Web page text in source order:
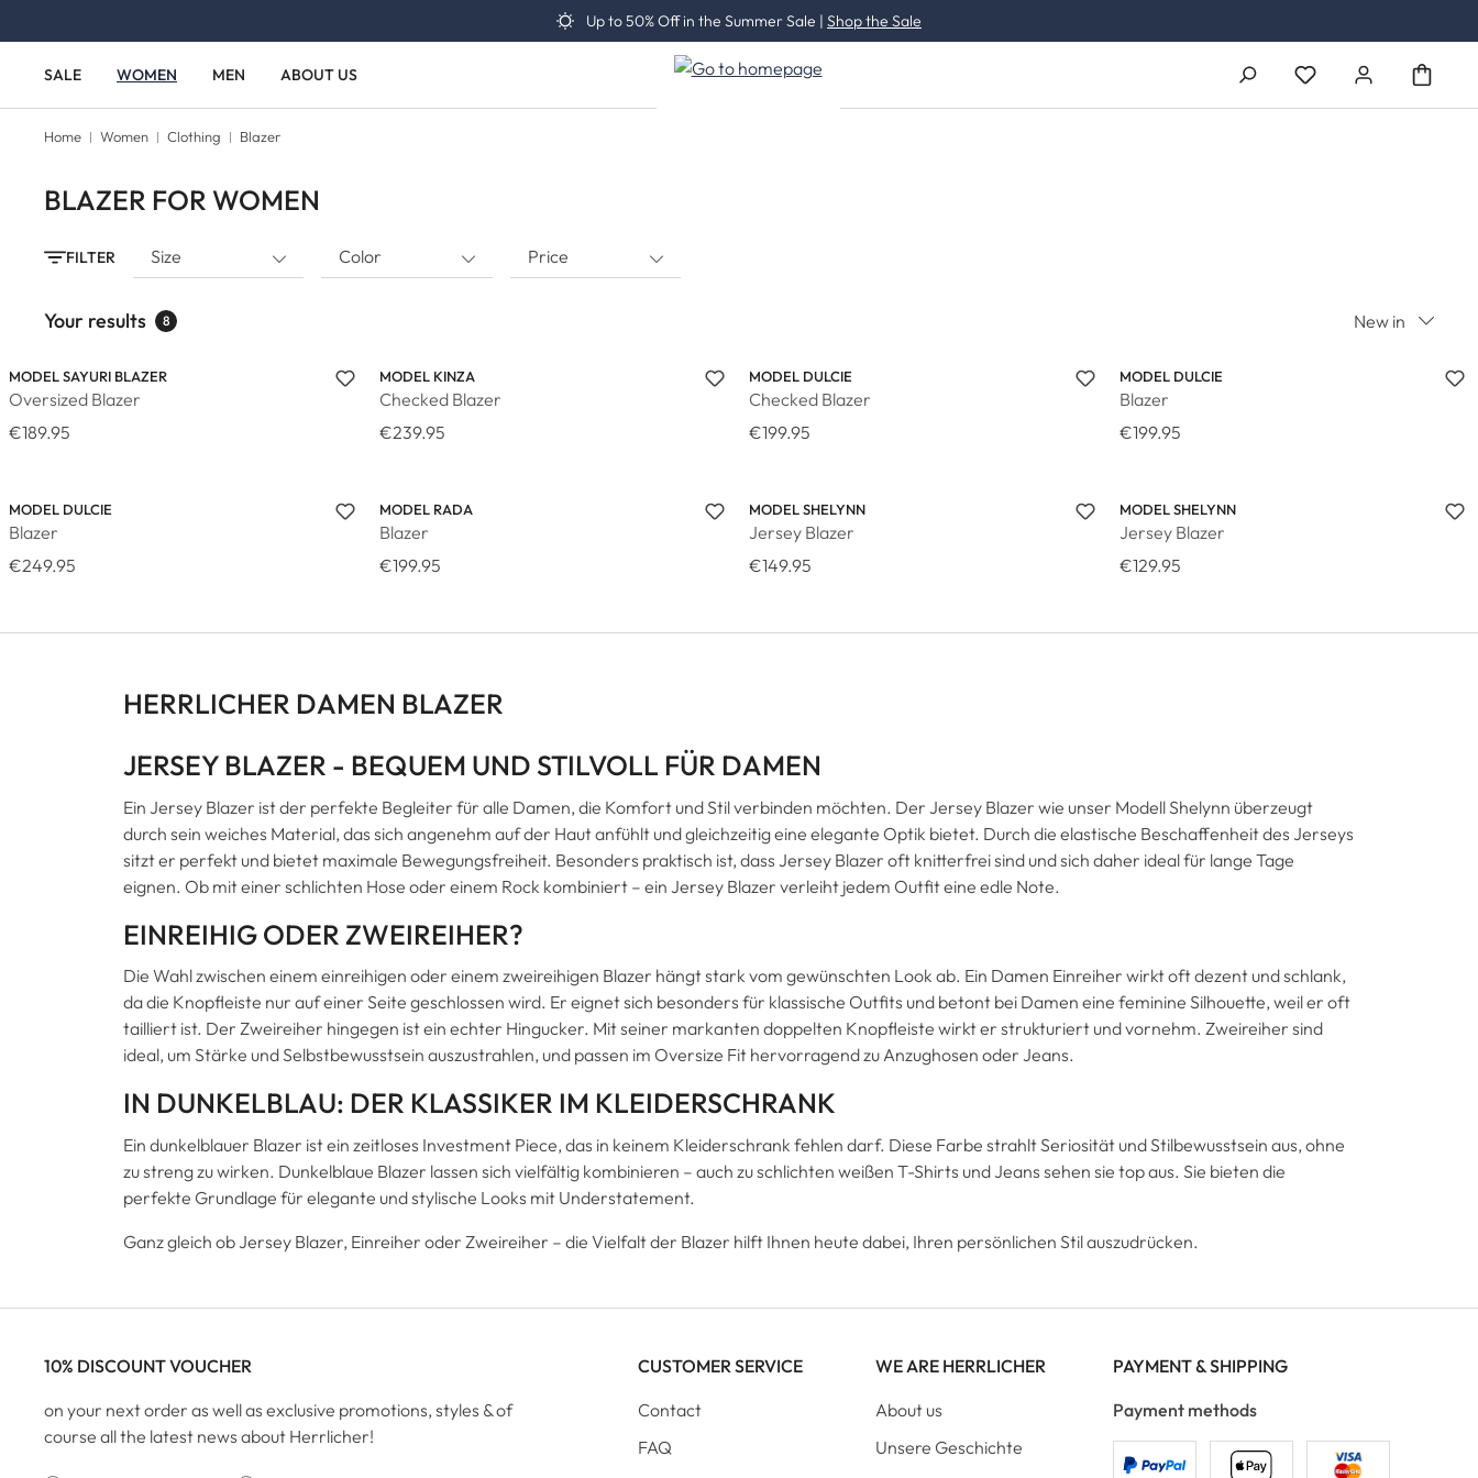
Up to 50% Off in the Summer Sale | Shop the Sale
SALE WOMEN MEN ABOUT US
You have 0 wishlist
Home Women Clothing Blazer
BLAZER FOR WOMEN
FILTER Size Color Price
Your results 8 New in
MODEL SAYURI BLAZER
Oversized Blazer
€189.95
MODEL KINZA
Checked Blazer
€239.95
MODEL DULCIE
Checked Blazer
€199.95
MODEL DULCIE
Blazer
€199.95
MODEL DULCIE
Blazer
€249.95
MODEL RADA
Blazer
€199.95
MODEL SHELYNN
Jersey Blazer
€149.95
MODEL SHELYNN
Jersey Blazer
€129.95
HERRLICHER DAMEN BLAZER
JERSEY BLAZER - BEQUEM UND STILVOLL FÜR DAMEN
Ein Jersey Blazer ist der perfekte Begleiter für alle Damen, die Komfort und Stil verbinden möchten. Der Jersey Blazer wie unser Modell Shelynn überzeugt
durch sein weiches Material, das sich angenehm auf der Haut anfühlt und gleichzeitig eine elegante Optik bietet. Durch die elastische Beschaffenheit des Jerseys
sitzt er perfekt und bietet maximale Bewegungsfreiheit. Besonders praktisch ist, dass Jersey Blazer oft knitterfrei sind und sich daher ideal für lange Tage
eignen. Ob mit einer schlichten Hose oder einem Rock kombiniert – ein Jersey Blazer verleiht jedem Outfit eine edle Note.
EINREIHIG ODER ZWEIREIHER?
Die Wahl zwischen einem einreihigen oder einem zweireihigen Blazer hängt stark vom gewünschten Look ab. Ein Damen Einreiher wirkt oft dezent und schlank,
da die Knopfleiste nur auf einer Seite geschlossen wird. Er eignet sich besonders für klassische Outfits und betont bei Damen eine feminine Silhouette, weil er oft
tailliert ist. Der Zweireiher hingegen ist ein echter Hingucker. Mit seiner markanten doppelten Knopfleiste wirkt er strukturiert und vornehm. Zweireiher sind
ideal, um Stärke und Selbstbewusstsein auszustrahlen, und passen im Oversize Fit hervorragend zu Anzughosen oder Jeans.
IN DUNKELBLAU: DER KLASSIKER IM KLEIDERSCHRANK
Ein dunkelblauer Blazer ist ein zeitloses Investment Piece, das in keinem Kleiderschrank fehlen darf. Diese Farbe strahlt Seriosität und Stilbewusstsein aus, ohne
zu streng zu wirken. Dunkelblaue Blazer lassen sich vielfältig kombinieren – auch zu schlichten weißen T-Shirts und Jeans sehen sie top aus. Sie bieten die
perfekte Grundlage für elegante und stylische Looks mit Understatement.
Ganz gleich ob Jersey Blazer, Einreiher oder Zweireiher – die Vielfalt der Blazer hilft Ihnen heute dabei, Ihren persönlichen Stil auszudrücken.
10% DISCOUNT VOUCHER
on your next order as well as exclusive promotions, styles & of
course all the latest news about Herrlicher!
CUSTOMER SERVICE
Contact
FAQ
WE ARE HERRLICHER
About us
Unsere Geschichte
PAYMENT & SHIPPING
Payment methods